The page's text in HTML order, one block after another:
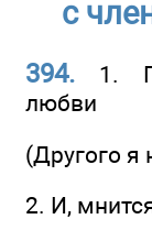
с
394. 1.
любви
(Другого я
2. И,